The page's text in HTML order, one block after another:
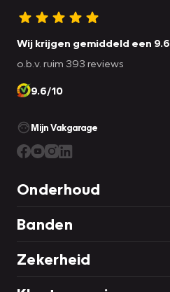
Wij krijgen gemiddeld een 9.6
o.b.v. ruim 393 reviews
9.6/10
Mijn Vakgarage
Onderhoud
Banden
Zekerheid